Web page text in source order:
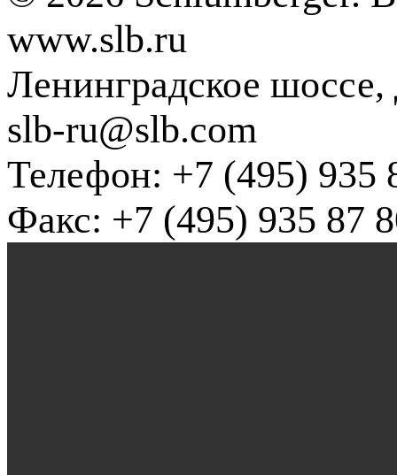
www.slb.ru
Ленинградское
slb-ru@slb.com
Телефон: +7 (495) 935
Факс: +7 (495) 935 87